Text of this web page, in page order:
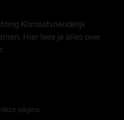
Klimaatvriendelijk
Hier lees je alles over
pagina